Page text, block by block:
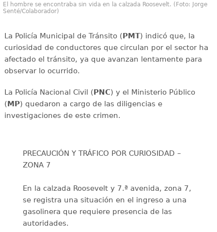
El hombre se encontraba sin vida en la calzada Roosevelt. (Foto: Jorge
Senté/Colaborador)
La Policía Municipal de Tránsito (PMT) indicó que, la
curiosidad de conductores que circulan por el sector ha
afectado el tránsito, ya que avanzan lentamente para
observar lo ocurrido.
La Policía Nacional Civil (PNC) y el Ministerio Público
(MP) quedaron a cargo de las diligencias e
investigaciones de este crimen.
PRECAUCIÓN Y TRÁFICO POR CURIOSIDAD –
ZONA 7
En la calzada Roosevelt y 7.ª avenida, zona 7,
se registra una situación en el ingreso a una
gasolinera que requiere presencia de las
autoridades.